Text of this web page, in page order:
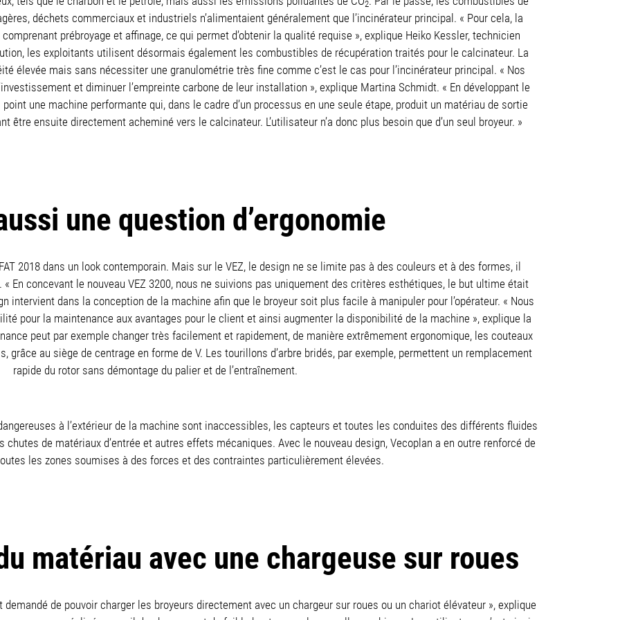
2
déchets commerciaux et industriels n’alimentaient généralement que l’incinérateur principal. « Pour cela, la
prébroyage et affinage, ce qui permet d’obtenir la qualité requise », explique Heiko Kessler, technicien
les exploitants utilisent désormais également les combustibles de récupération traités pour le calcinateur. La
élevée mais sans nécessiter une granulométrie très fine comme c’est le cas pour l’incinérateur principal. « Nos
et diminuer l’empreinte carbone de leur installation », explique Martina Schmidt. « En développant le
une machine performante qui, dans le cadre d’un processus en une seule étape, produit un matériau de sortie
être ensuite directement acheminé vers le calcinateur. L’utilisateur n’a donc plus besoin que d’un seul broyeur. »
une question d’ergonomie
2018 dans un look contemporain. Mais sur le VEZ, le design ne se limite pas à des couleurs et à des formes, il
En concevant le nouveau VEZ 3200, nous ne suivions pas uniquement des critères esthétiques, le but ultime était
intervient dans la conception de la machine afin que le broyeur soit plus facile à manipuler pour l’opérateur. « Nous
pour la maintenance aux avantages pour le client et ainsi augmenter la disponibilité de la machine », explique la
peut par exemple changer très facilement et rapidement, de manière extrêmement ergonomique, les couteaux
grâce au siège de centrage en forme de V. Les tourillons d’arbre bridés, par exemple, permettent un remplacement
rapide du rotor sans démontage du palier et de l’entraînement.
à l’extérieur de la machine sont inaccessibles, les capteurs et toutes les conduites des différents fluides
de matériaux d’entrée et autres effets mécaniques. Avec le nouveau design, Vecoplan a en outre renforcé de
les zones soumises à des forces et des contraintes particulièrement élevées.
matériau avec une chargeuse sur roues
de pouvoir charger les broyeurs directement avec un chargeur sur roues ou un chariot élévateur », explique